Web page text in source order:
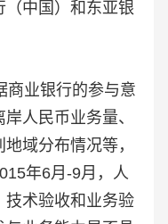
（中国）和东亚银
商业银行的参与意
人民币业务量、
域分布情况等，
年6月-9月，人
技术验收和业务验